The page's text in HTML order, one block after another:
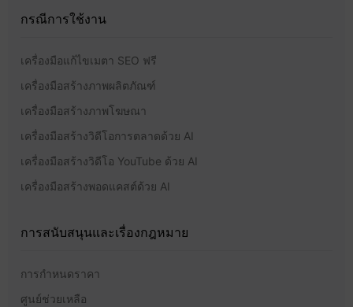
กรณีการใช้งาน
เครื่องมือแก้ไขเมตา SEO ฟรี
เครื่องมือสร้างภาพผลิตภัณฑ์
เครื่องมือสร้างภาพโฆษณา
เครื่องมือสร้างวิดีโอการตลาดด้วย AI
เครื่องมือสร้างวิดีโอ YouTube ด้วย AI
เครื่องมือสร้างพอดแคสต์ด้วย AI
การสนับสนุนและเรื่องกฎหมาย
การกำหนดราคา
ศูนย์ช่วยเหลือ